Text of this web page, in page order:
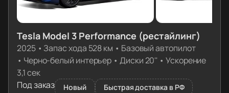
Tesla Model 3 Performance (рестайлинг)
2025• Запас хода 528 км • Базовый автопилот
• Черно-белый интерьер •Диски 20'' • Ускорение
3,1 сек
Под заказ
Новый
Быстрая доставка в РФ